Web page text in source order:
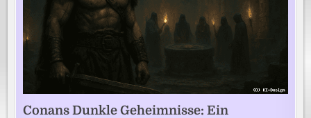
Conans Dunkle Geheimnisse: Ein